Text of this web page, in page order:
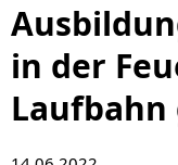
in der